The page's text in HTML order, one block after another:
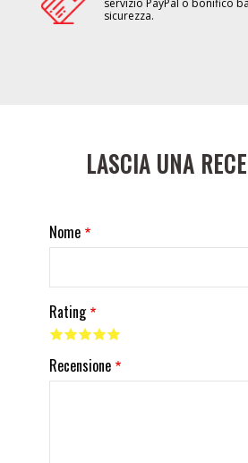
servizio PayPal o bonifico
sicurezza.
LASCIA UNA
Nome
Rating
Recensione